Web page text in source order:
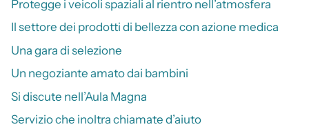
Protegge i veicoli spaziali al rientro nell’atmosfera
Il settore dei prodotti di bellezza con azione medica
Una gara di selezione
Un negoziante amato dai bambini
Si discute nell’Aula Magna
Servizio che inoltra chiamate d’aiuto